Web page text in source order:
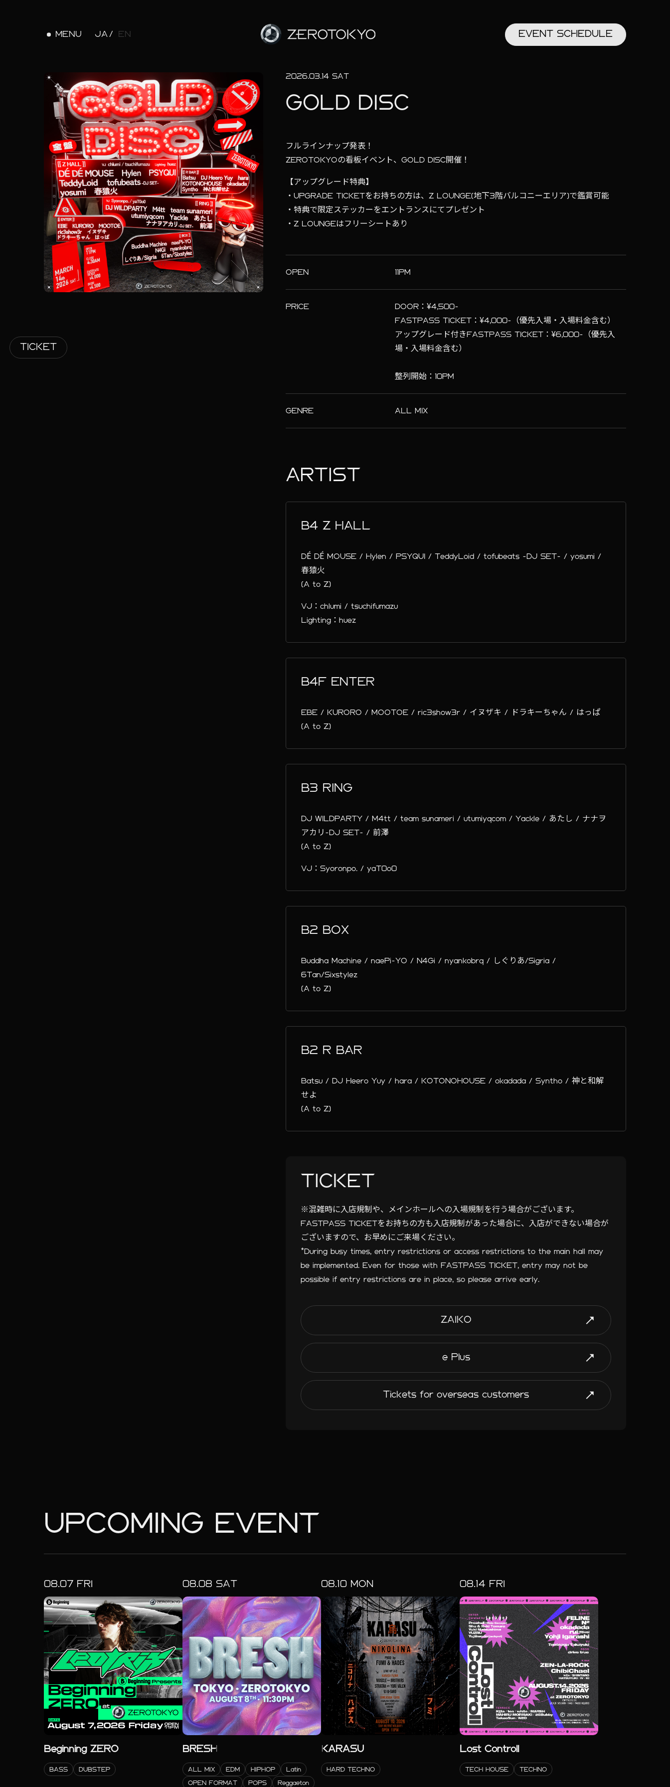
MENU JA EN EVENT SCHEDULE
TICKET
2026.03.14 SAT
GOLD DISC
フルラインナップ発表！
ZEROTOKYOの看板イベント、GOLD DISC開催！
【アップグレード特典】
・UPGRADE TICKETをお持ちの方は、Z LOUNGE(地下3階バルコニーエリア)で鑑賞可能
・特典で限定ステッカーをエントランスにてプレゼント
・Z LOUNGEはフリーシートあり
OPEN 11PM
PRICE
DOOR：¥4,500-
FASTPASS TICKET：¥4,000-（優先入場・入場料金含む）
アップグレード付きFASTPASS TICKET：¥6,000-（優先入
場・入場料金含む）
整列開始：10PM
GENRE ALL MIX
ARTIST
B4 Z HALL
DÉ DÉ MOUSE / Hylen / PSYQUI / TeddyLoid / tofubeats -DJ SET- / yosumi /
春猿火
(A to Z)
VJ：chlumi / tsuchifumazu
Lighting：huez
B4F ENTER
EBE / KURORO / MOOTOE / ric3show3r / イヌザキ / ドラキーちゃん / はっぱ
(A to Z)
B3 RING
DJ WILDPARTY / M4tt / team sunameri / utumiyqcom / Yackle / あたし / ナナヲ
アカリ-DJ SET- / 前澤
(A to Z)
VJ：Syoronpo. / yaT0o0
B2 BOX
Buddha Machine / naePi-YO / N4Gi / nyankobrq / しぐりあ/Sigria /
6Tan/Sixstylez
(A to Z)
B2 R BAR
Batsu / DJ Heero Yuy / hara / KOTONOHOUSE / okadada / Syntho / 神と和解
せよ
(A to Z)
TICKET
※混雑時に入店規制や、メインホールへの入場規制を行う場合がございます。
FASTPASS TICKETをお持ちの方も入店規制があった場合に、入店ができない場合が
ございますので、お早めにご来場ください。
*During busy times, entry restrictions or access restrictions to the main hall may
be implemented. Even for those with FASTPASS TICKET, entry may not be
possible if entry restrictions are in place, so please arrive early.
ZAIKO
e Plus
Tickets for overseas customers
UPCOMING EVENT
08.07FRI
Beginning ZERO
BASS DUBSTEP
08.08 SAT
BRESH
ALL MIX EDM HIPHOP
Latin
OPEN FORMAT
POPS Reggaeton
08.10MON
KARASU
HARD TECHNO
08.14 FRI
Lost Controll
TECH HOUSE TECHNO